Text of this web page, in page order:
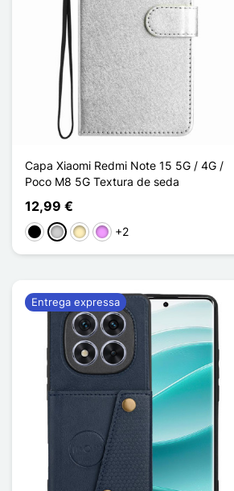
Capa Xiaomi Redmi Note 15 5G / 4G /
Poco M8 5G Textura de seda
12,99 €
PretoPrataOuroVioleta ligeira
+2
Entrega expressa